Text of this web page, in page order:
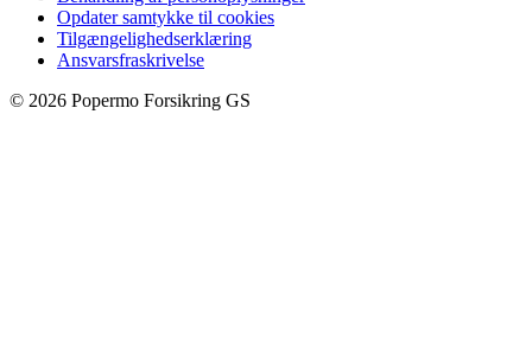
Opdater samtykke til cookies
Tilgængelighedserklæring
Ansvarsfraskrivelse
© 2026 Popermo Forsikring GS